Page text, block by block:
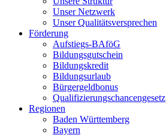
Unser Netzwerk
Unser Qualitätsversprechen
Förderung
Aufstiegs-BAföG
Bildungsgutschein
Bildungskredit
Bildungsurlaub
Bürgergeldbonus
Qualifizierungschancengesetz
Regionen
Baden Württemberg
Bayern